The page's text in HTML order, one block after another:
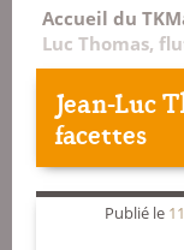
Accueil du
Luc Thomas,
Jean-Luc
facettes
Publié le